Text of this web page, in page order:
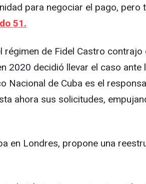
para negociar el pago,
51.
de Fidel Castro
decidió llevar el caso
Nacional de Cuba es el
ahora sus solicitudes,
en Londres, propone una